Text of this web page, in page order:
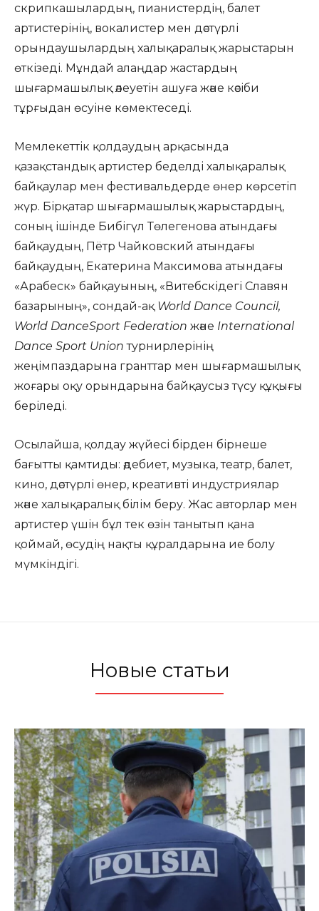
скрипкашылардың, пианистердің, балет
артистерінің, вокалистер мен дәстүрлі
орындаушылардың халықаралық жарыстарын
өткізеді. Мұндай алаңдар жастардың
шығармашылық әлеуетін ашуға және кәсіби
тұрғыдан өсуіне көмектеседі.
Мемлекеттік қолдаудың арқасында
қазақстандық артистер беделді халықаралық
байқаулар мен фестивальдерде өнер көрсетіп
жүр. Бірқатар шығармашылық жарыстардың,
соның ішінде Бибігүл Төлегенова атындағы
байқаудың, Пётр Чайковский атындағы
байқаудың, Екатерина Максимова атындағы
«Арабеск» байқауының, «Витебскідегі Славян
базарының», сондай-ақ World Dance Council,
World DanceSport Federation және International
Dance Sport Union турнирлерінің
жеңімпаздарына гранттар мен шығармашылық
жоғары оқу орындарына байқаусыз түсу құқығы
беріледі.
Осылайша, қолдау жүйесі бірден бірнеше
бағытты қамтиды: әдебиет, музыка, театр, балет,
кино, дәстүрлі өнер, креативті индустриялар
және халықаралық білім беру. Жас авторлар мен
артистер үшін бұл тек өзін танытып қана
қоймай, өсудің нақты құралдарына ие болу
мүмкіндігі.
Новые статьи